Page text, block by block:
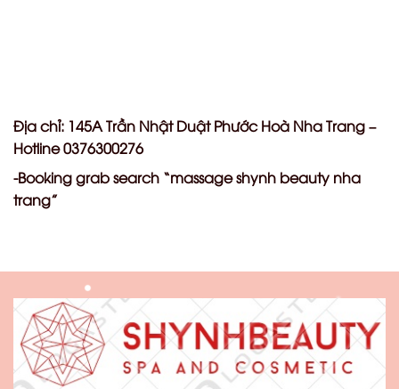
Địa chỉ: 145A Trần Nhật Duật Phước Hoà Nha Trang –
Hotline 0376300276
-Booking grab search “massage shynh beauty nha
trang”